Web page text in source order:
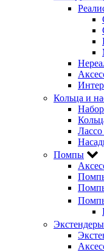
Кольца и
Помпы